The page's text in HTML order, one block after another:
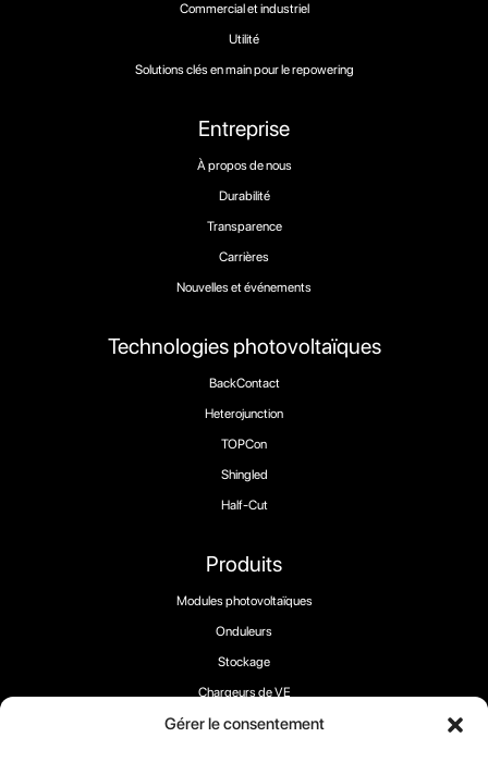
Gérer le consentement
Produits
Modules photovoltaïques
Onduleurs
Stockage
Chargeurs de VE
Technologies photovoltaïques
BackContact
Heterojunction
TOPCon
Shingled
Half-Cut
Entreprise
À propos de nous
Durabilité
Transparence
Carrières
Nouvelles et événements
Commercial et industriel
Utilité
Solutions clés en main pour le repowering